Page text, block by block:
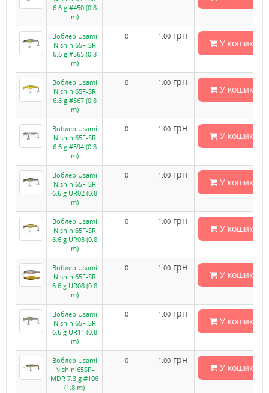
6.6 g #450 (0.8
m)
Воблер Usami
Nishin 65F-SR
6.6 g #565 (0.8
m)
0 1.00 грн
У кошик
Воблер Usami
Nishin 65F-SR
6.6 g #567 (0.8
m)
0 1.00 грн
У кошик
Воблер Usami
Nishin 65F-SR
6.6 g #594 (0.8
m)
0 1.00 грн
У кошик
Воблер Usami
Nishin 65F-SR
6.6 g UR02 (0.8
m)
0 1.00 грн
У кошик
Воблер Usami
Nishin 65F-SR
6.6 g UR03 (0.8
m)
0 1.00 грн
У кошик
Воблер Usami
Nishin 65F-SR
6.6 g UR08 (0.8
m)
0 1.00 грн
У кошик
Воблер Usami
Nishin 65F-SR
6.6 g UR11 (0.8
m)
0 1.00 грн
У кошик
Воблер Usami
Nishin 65SP-
MDR 7.3 g #106
(1.8 m)
0 1.00 грн
У кошик